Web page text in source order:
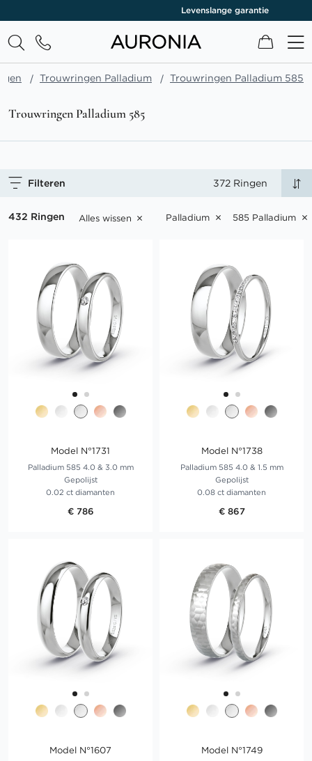
Levenslange garantie
Trouwringen Palladium Trouwringen Palladium 585
Trouwringen Palladium 585
Filteren 372 Ringen
432 Ringen Alles wissen Palladium 585 Palladium
Model N°1731
Palladium 585 4.0 & 3.0 mm
Gepolijst
0.02 ct diamanten
€ 786
Model N°1738
Palladium 585 4.0 & 1.5 mm
Gepolijst
0.08 ct diamanten
€ 867
Model N°1607 Model N°1749